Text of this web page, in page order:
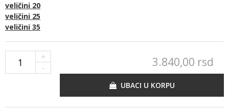
veličini 20
veličini 25
veličini 35
+
-
3.840,00 rsd
UBACI U KORPU